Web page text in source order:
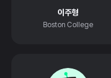
이주형
Boston College